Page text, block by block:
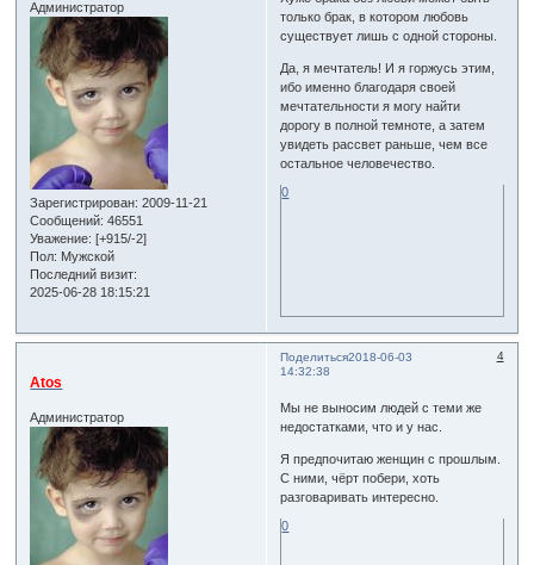
Администратор
Зарегистрирован: 2009-11-21
Сообщений: 46551
Уважение: [+915/-2]
Пол: Мужской
Последний визит:
2025-06-28 18:15:21
только брак, в котором любовь
существует лишь с одной стороны.
Да, я мечтатель! И я горжусь этим,
ибо именно благодаря своей
мечтательности я могу найти
дорогу в полной темноте, а затем
увидеть рассвет раньше, чем все
остальное человечество.
0
Поделиться 4
2018-06-03
14:32:38
Atos
Администратор
Мы не выносим людей с теми же
недостатками, что и у нас.
Я предпочитаю женщин с прошлым.
С ними, чёрт побери, хоть
разговаривать интересно.
0